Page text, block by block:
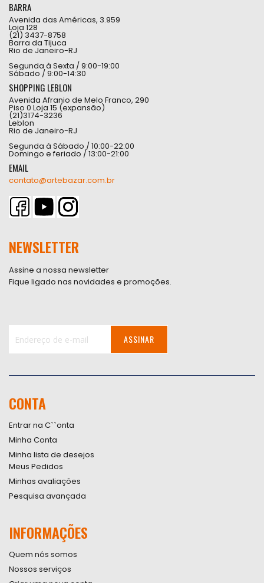
BARRA
Avenida das Américas, 3.959
Loja 128
(21) 3437-8758
Barra da Tijuca
Rio de Janeiro-RJ
Segunda à Sexta / 9:00-19:00
Sábado / 9:00-14:30
SHOPPING LEBLON
Avenida Afranio de Melo Franco, 290
Piso 0 Loja 15 (expansão)
(21)3174-3236
Leblon
Rio de Janeiro-RJ
Segunda à Sábado / 10:00-22:00
Domingo e feriado / 13:00-21:00
EMAIL
contato@artebazar.com.br
NEWSLETTER
Assine a nossa newsletter
Fique ligado nas novidades e promoções.
Newsletter:
ASSINAR
CONTA
Entrar na C``onta
Minha Conta
Minha lista de desejos
Meus Pedidos
Minhas avaliações
Pesquisa avançada
INFORMAÇÕES
Quem nós somos
Nossos serviços